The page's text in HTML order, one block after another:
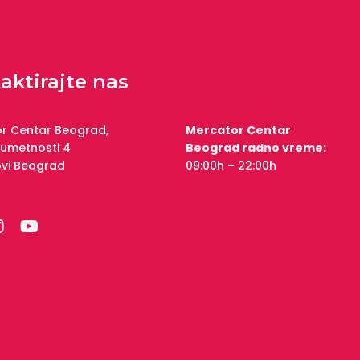
nas
Centar Beograd,
4
Beograd
Mercator Centar
Beograd radno vreme:
09:00h – 22:00h